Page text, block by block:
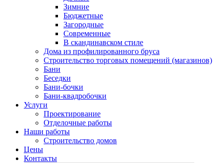
Зимние
Бюджетные
Загородные
Современные
В скандинавском стиле
Дома из профилированного бруса
Строительство торговых помещений (магазинов)
Бани
Беседки
Бани-бочки
Бани-квадробочки
Услуги
Проектирование
Отделочные работы
Наши работы
Строительство домов
Цены
Контакты